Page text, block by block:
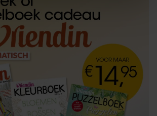
om content en advertenties te
functies voor social media te bieden
te analyseren. Ook delen we
gebruik van onze site met onze
media, adverteren en analyse. Deze
deze gegevens combineren met andere
ze heeft verstrekt of die ze hebben
van uw gebruik van hun services. U
onze cookies als u onze website blijft